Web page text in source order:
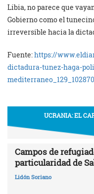
Libia, no parece que
Gobierno como el
irreversible hacia la
Fuente:https://
dictadura-tunez-haga-
UCRANIA: EL
Campos de
particularidad de
Lidón Soriano